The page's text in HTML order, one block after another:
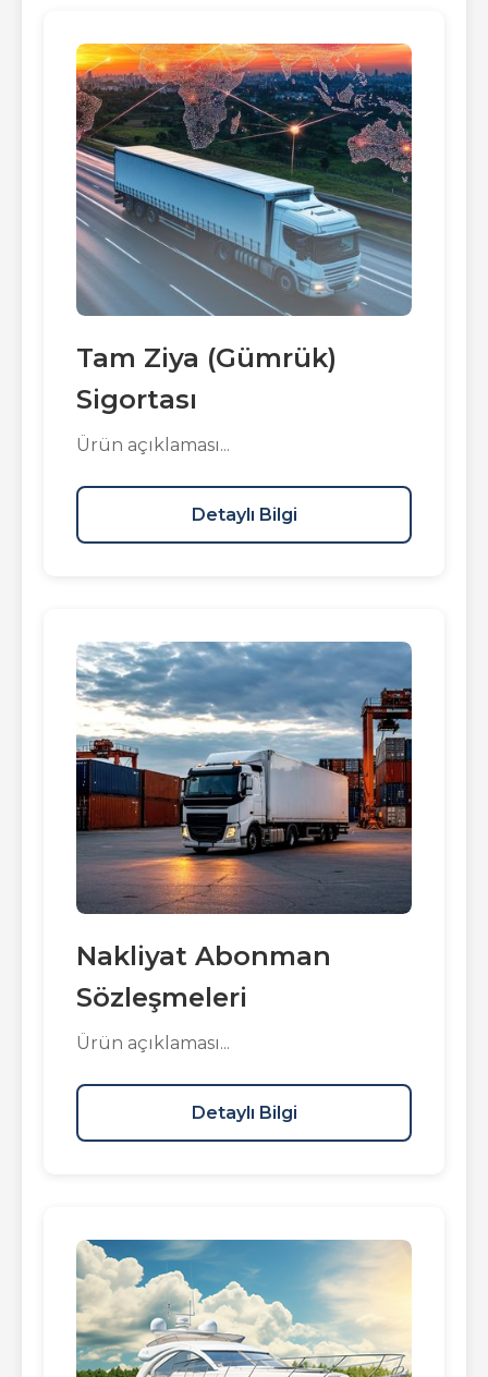
Tam Ziya (Gümrük)
Sigortası
Ürün açıklaması...
Detaylı Bilgi
Nakliyat Abonman
Sözleşmeleri
Ürün açıklaması...
Detaylı Bilgi